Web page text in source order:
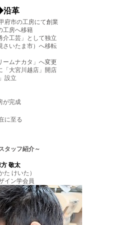
革
府市の工房にて創業
工房へ移籍
介工芸」として独立
さいたま市）へ移転
ームナカタ」へ変更
「大宮川越店」開店
設立
が完成
に至る
タッフ紹介～
敬太
た けいた）
イン学会員